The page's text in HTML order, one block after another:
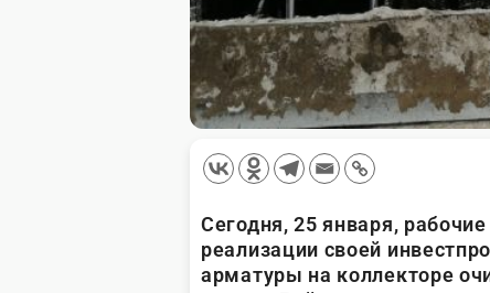
Сегодня, 25 января,
реализации своей
арматуры на коллекторе